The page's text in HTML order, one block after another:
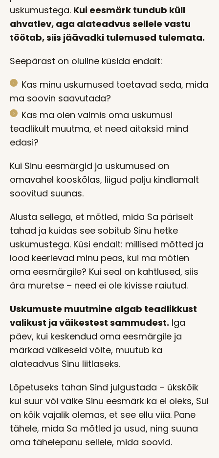
uskumustega. Kui eesmärk tundub küll
ahvatlev, aga alateadvus sellele vastu
töötab, siis jäävadki tulemused tulemata.
Seepärast on oluline küsida endalt:
Kas minu uskumused toetavad seda, mida
ma soovin saavutada?
Kas ma olen valmis oma uskumusi
teadlikult muutma, et need aitaksid mind
edasi?
Kui Sinu eesmärgid ja uskumused on
omavahel kooskõlas, liigud palju kindlamalt
soovitud suunas.
Alusta sellega, et mõtled, mida Sa päriselt
tahad ja kuidas see sobitub Sinu hetke
uskumustega. Küsi endalt: millised mõtted ja
lood keerlevad minu peas, kui ma mõtlen
oma eesmärgile? Kui seal on kahtlused, siis
ära muretse – need ei ole kivisse raiutud.
Uskumuste muutmine algab teadlikkust
valikust ja väikestest sammudest. Iga
päev, kui keskendud oma eesmärgile ja
märkad väikeseid võite, muutub ka
alateadvus Sinu liitlaseks.
Lõpetuseks tahan Sind julgustada – ükskõik
kui suur või väike Sinu eesmärk ka ei oleks, Sul
on kõik vajalik olemas, et see ellu viia. Pane
tähele, mida Sa mõtled ja usud, ning suuna
oma tähelepanu sellele, mida soovid.